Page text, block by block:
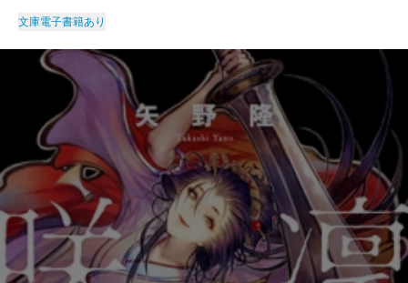
文庫電子書籍あり